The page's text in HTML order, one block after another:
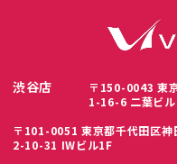
渋谷店
〒150-0043 東
1-16-6 二葉ビ
〒101-0051 東京都千代田区神
2-10-31 IWビル1F